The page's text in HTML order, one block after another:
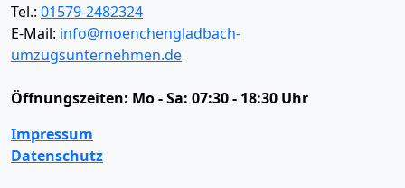
Tel.: 01579-2482324
E-Mail: info@moenchengladbach-
umzugsunternehmen.de
Öffnungszeiten: Mo - Sa: 07:30 - 18:30 Uhr
Impressum
Datenschutz